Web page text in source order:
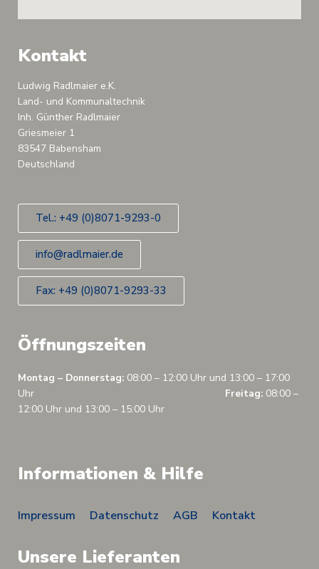
Kontakt
Ludwig Radlmaier e.K.
Land- und Kommunaltechnik
Inh. Günther Radlmaier
Griesmeier 1
83547 Babensham
Deutschland
Tel.: +49 (0)8071-9293-0
info@radlmaier.de
Fax: +49 (0)8071-9293-33
Öffnungszeiten
Montag – Donnerstag: 08:00 – 12:00 Uhr und 13:00 – 17:00
Uhr Freitag: 08:00 –
12:00 Uhr und 13:00 – 15:00 Uhr
Informationen & Hilfe
Impressum Datenschutz AGB Kontakt
Unsere Lieferanten